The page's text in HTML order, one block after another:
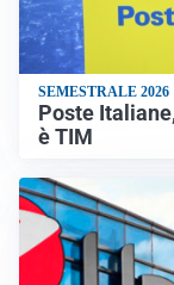
SEMESTRALE 2026
Poste
è TIM